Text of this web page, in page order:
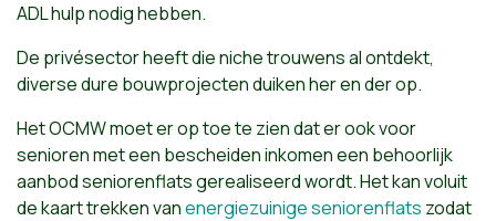
ADL hulp nodig hebben.
De privésector heeft die niche trouwens al ontdekt,
diverse dure bouwprojecten duiken her en der op.
Het OCMW moet er op toe te zien dat er ook voor
senioren met een bescheiden inkomen een behoorlijk
aanbod seniorenflats gerealiseerd wordt. Het kan voluit
de kaart trekken vanenergiezuinige seniorenflats zodat